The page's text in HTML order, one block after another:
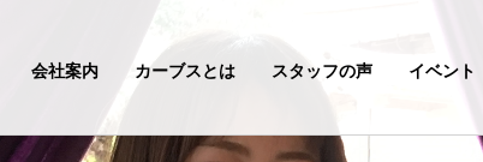
会社案内 カーブスとは スタッフの声 イベント